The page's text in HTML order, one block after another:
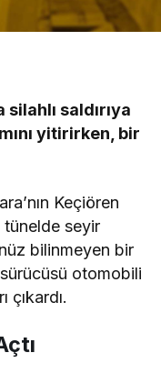
saldırıya
yitirirken, bir
Keçiören
tünelde seyir
bilinmeyen bir
otomobili
çıkardı.